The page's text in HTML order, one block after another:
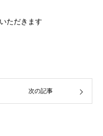
ただきます
次の記事